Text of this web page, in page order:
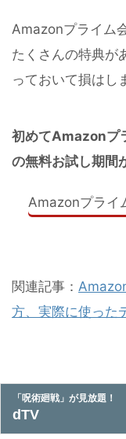
Amazonプライム
たくさんの特典が
っておいて損はし
初めてAmazonプ
の無料お試し期間
Amazonプライ
関連記事：
方、実際に使った
「呪術廻戦」が見放題！
dTV